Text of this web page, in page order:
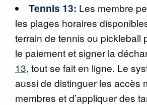
Tennis 13: Les membre
les plages horaires
terrain de tennis ou pickleball
le paiement et signer la
13, tout se fait en ligne. Le
aussi de distinguer les accès
membres et d’appliquer des